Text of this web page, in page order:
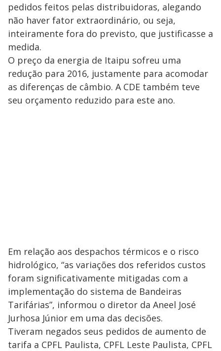
pedidos feitos pelas distribuidoras, alegando
não haver fator extraordinário, ou seja,
inteiramente fora do previsto, que justificasse a
medida.
O preço da energia de Itaipu sofreu uma
redução para 2016, justamente para acomodar
as diferenças de câmbio. A CDE também teve
seu orçamento reduzido para este ano.
Em relação aos despachos térmicos e o risco
hidrológico, “as variações dos referidos custos
foram significativamente mitigadas com a
implementação do sistema de Bandeiras
Tarifárias”, informou o diretor da Aneel José
Jurhosa Júnior em uma das decisões.
Tiveram negados seus pedidos de aumento de
tarifa a CPFL Paulista, CPFL Leste Paulista, CPFL